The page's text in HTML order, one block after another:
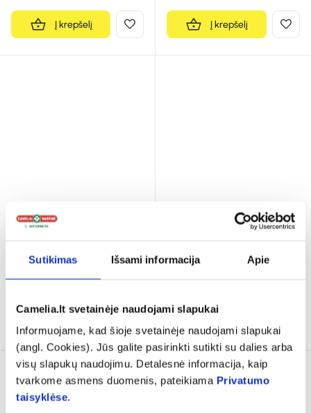
Sutikimas Išsami informacija Apie
Camelia.lt svetainėje naudojami slapukai
Informuojame, kad šioje svetainėje naudojami slapukai
(angl. Cookies). Jūs galite pasirinkti sutikti su dalies arba
visų slapukų naudojimu. Detalesnė informacija, kaip
tvarkome asmens duomenis, pateikiama Privatumo
taisyklėse.
Į krepšelį Į krepšelį
REPAHERB tiesiosios
žarnos žvakutės, 10 vnt.
9,79 €
REPAHERB tiesiosios
žarnos tepalas, 25 g
9,79 €